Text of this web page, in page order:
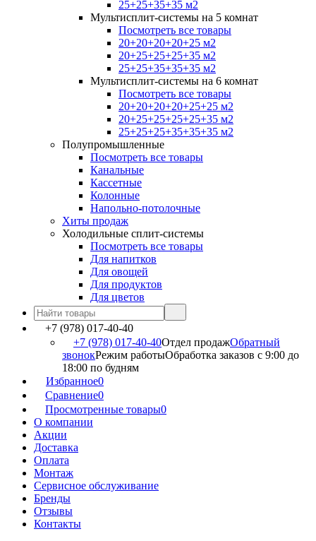
25+25+35+35 м2
Мультисплит-системы на 5 комнат
Посмотреть все товары
20+20+20+20+25 м2
20+25+25+25+35 м2
25+25+35+35+35 м2
Мультисплит-системы на 6 комнат
Посмотреть все товары
20+20+20+20+25+25 м2
20+25+25+25+25+35 м2
25+25+25+35+35+35 м2
Полупромышленные
Посмотреть все товары
Канальные
Кассетные
Колонные
Напольно-потолочные
Хиты продаж
Холодильные сплит-системы
Посмотреть все товары
Для напитков
Для овощей
Для продуктов
Для цветов
+7 (978) 017-40-40
+7 (978) 017-40-40Отдел продажОбратный
звонокРежим работыОбработка заказов с 9:00 до
18:00 по будням
Избранное0
Сравнение0
Просмотренные товары0
О компании
Акции
Доставка
Оплата
Монтаж
Сервисное обслуживание
Бренды
Отзывы
Контакты